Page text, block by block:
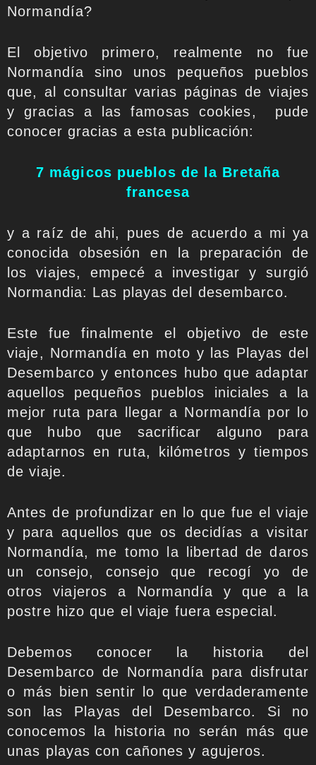
Normandía?
El objetivo primero, realmente no fue
Normandía sino unos pequeños pueblos
que, al consultar varias páginas de viajes
y gracias a las famosas cookies, pude
conocer gracias a esta publicación:
7 mágicos pueblos de la Bretaña
francesa
y a raíz de ahi, pues de acuerdo a mi ya
conocida obsesión en la preparación de
los viajes, empecé a investigar y surgió
Normandia: Las playas del desembarco.
Este fue finalmente el objetivo de este
viaje, Normandía en moto y las Playas del
Desembarco y entonces hubo que adaptar
aquellos pequeños pueblos iniciales a la
mejor ruta para llegar a Normandía por lo
que hubo que sacrificar alguno para
adaptarnos en ruta, kilómetros y tiempos
de viaje.
Antes de profundizar en lo que fue el viaje
y para aquellos que os decidías a visitar
Normandía, me tomo la libertad de daros
un consejo, consejo que recogí yo de
otros viajeros a Normandía y que a la
postre hizo que el viaje fuera especial.
Debemos conocer la historia del
Desembarco de Normandía para disfrutar
o más bien sentir lo que verdaderamente
son las Playas del Desembarco. Si no
conocemos la historia no serán más que
unas playas con cañones y agujeros.